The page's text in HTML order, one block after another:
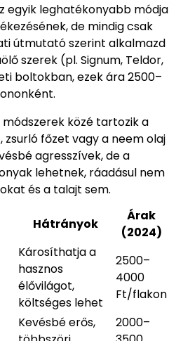
egyik leghatékonyabb módja
de mindig csak
útmutató szerint alkalmazd
szerek (pl. Signum, Teldor,
boltokban, ezek ára 2500–
közé tartozik a
főzet vagy a neem olaj
agresszívek, de a
lehetnek, ráadásul nem
és a talajt sem.
Hátrányok
Árak
(2024)
Károsíthatja a
hasznos
élővilágot,
költséges lehet
2500–
4000
Ft/flakon
Kevésbé erős,
2000–